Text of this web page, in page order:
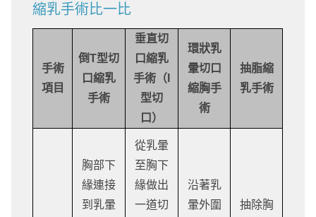
縮乳手術比一比
手術
項目
倒T型切
口縮乳
手術
垂直切
口縮乳
手術（I
型切
口）
環狀乳
暈切口
縮胸手
術
抽脂縮
乳手術
胸部下
緣連接
到乳暈
從乳暈
至胸下
緣做出
一道切
沿著乳
暈外圍
抽除胸